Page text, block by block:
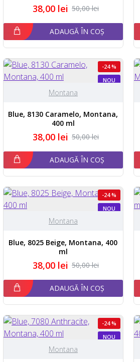
38,00 lei 50,00 lei
ADAUGĂ ÎN COȘ
NOU
-24 %
Montana
Blue, 8130 Caramelo, Montana,
400 ml
38,00 lei 50,00 lei
ADAUGĂ ÎN COȘ
NOU
-24 %
Montana
Blue, 8025 Beige, Montana, 400
ml
38,00 lei 50,00 lei
ADAUGĂ ÎN COȘ
NOU
-24 %
Montana